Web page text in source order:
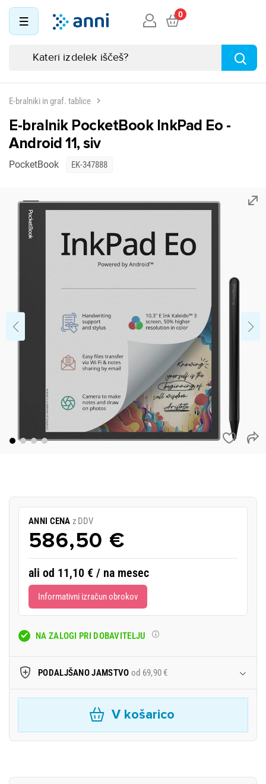
0
E-bralniki in graf. tablice
E-bralnik PocketBook InkPad Eo -
Android 11, siv
PocketBook EK-347888
ANNI CENA z DDV
586,50 €
ali od 11,10 € / na mesec
Informativni izračun obrokov
NA ZALOGI PRI DOBAVITELJU
PODALJŠANO JAMSTVO od 69,90 €
V košarico